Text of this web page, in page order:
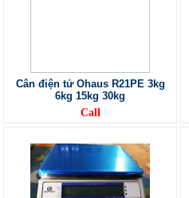
Cân điện tử Ohaus R21PE 3kg
6kg 15kg 30kg
Call